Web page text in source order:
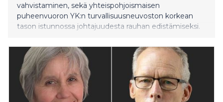
vahvistaminen, sekä yhteispohjoismaisen
puheenvuoron YK:n turvallisuusneuvoston korkean
tason istunnossa johtajuudesta rauhan edistämiseksi.
luontokatoa käsittelevään korkean tavoitetason
ryhmän (HAC) johtajien tapaamiseen, Maailman
talousfoorumin järjestämään lounaskeskusteluun
geopolitiikasta ja Yhdysvaltain presidentti Joe Bidenin
ja hänen puolisonsa Jill Bidenin isännöimälle vas